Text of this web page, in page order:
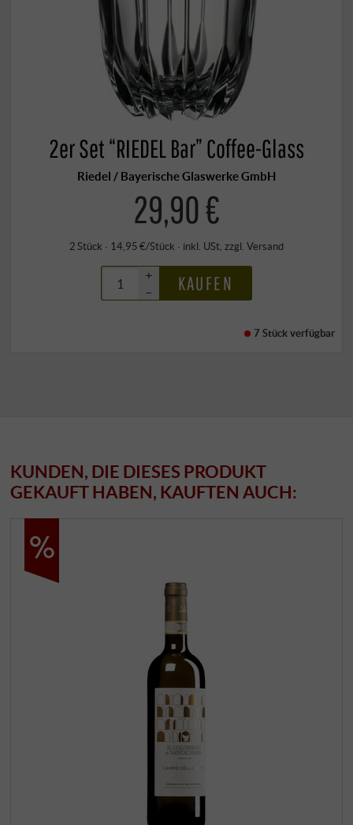
2er Set “RIEDEL Bar” Coffee-Glass
Riedel / Bayerische Glaswerke GmbH
29,90 €
2 Stück · 14,95 €/Stück · inkl. USt , zzgl. Versand
+
–
KAUFEN
7 Stückverfügbar
KUNDEN, DIE DIESES PRODUKT
GEKAUFT HABEN, KAUFTEN AUCH: